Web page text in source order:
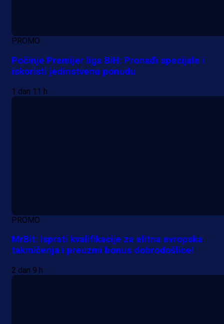
PROMO
Počinje Premijer liga BiH: Pronađi specijale i
iskoristi jedinstvenu ponudu
1 dan 11 h
PROMO
MrBit: Isprati kvalifikacije za elitna evropska
takmičenja i preuzmi bonus dobrodošlice!
2 dan 9 h